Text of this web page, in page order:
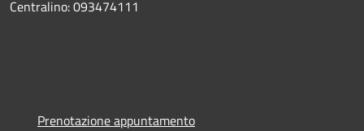
Centralino: 093474111
Prenotazione appuntamento